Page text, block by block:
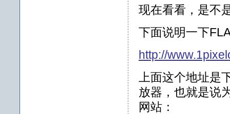
现在看看，是不
下面说明一下
http://
上面这个地址
放器，也就是说
网站：